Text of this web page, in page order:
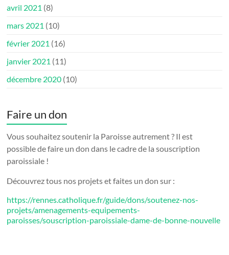
avril 2021 (8)
mars 2021 (10)
février 2021 (16)
janvier 2021 (11)
décembre 2020 (10)
Faire un don
Vous souhaitez soutenir la Paroisse autrement ? Il est
possible de faire un don dans le cadre de la souscription
paroissiale !
Découvrez tous nos projets et faites un don sur :
https://rennes.catholique.fr/guide/dons/soutenez-nos-
projets/amenagements-equipements-
paroisses/souscription-paroissiale-dame-de-bonne-nouvelle